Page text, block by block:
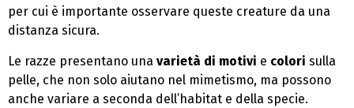
per cui è importante osservare queste creature da una
distanza sicura.
Le razze presentano una varietà di motivi e colori sulla
pelle, che non solo aiutano nel mimetismo, ma possono
anche variare a seconda dell’habitat e della specie.